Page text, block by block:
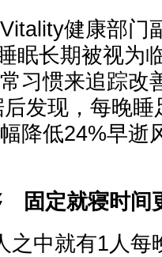
健康部门
眠长期被视为
习惯来追踪改
发现，每晚
降低24%早逝
固定就寝时间
之中就有1人每